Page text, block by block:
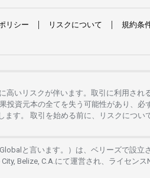
リシー リスクについて 規約条
高い リスクが伴います。 取引に利用さ れ
投資元本の全てを失う 可能性があり、 必
ます。 取引を始める前に、リスクについ
と言います。）は、 ベリーズで設立さ
Belize, C.A.にて運営さ れ、 ライセンス